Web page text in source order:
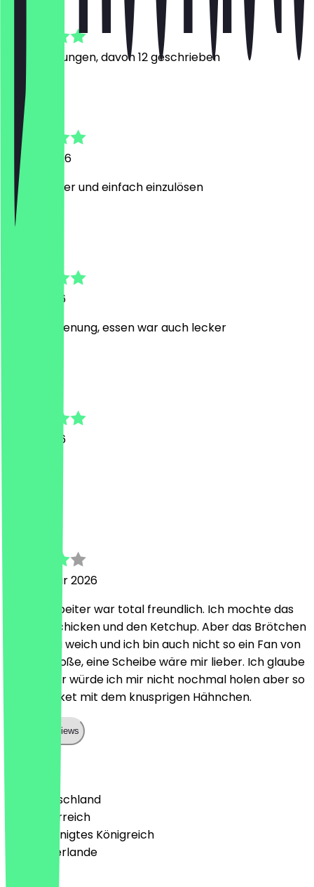
Bewertungen, davon 12 geschrieben
21. Juni 2026
Super lecker und einfach einzulösen
11. Mai 2026
Nette Bedienung, essen war auch lecker
5. Mai 2026
26. Februar 2026
Der Mitarbeiter war total freundlich. Ich mochte das
cruchige chicken und den Ketchup. Aber das Brötchen
war mir zu weich und ich bin auch nicht so ein Fan von
der Käsesoße, eine Scheibe wäre mir lieber. Ich glaube
nen Burger würde ich mir nicht nochmal holen aber so
einen Bucket mit dem knusprigen Hähnchen.
Show all reviews
🇩🇪 Deutschland
🇦🇹 Österreich
🇬🇧 Vereinigtes Königreich
🇳🇱 Niederlande
Sprache